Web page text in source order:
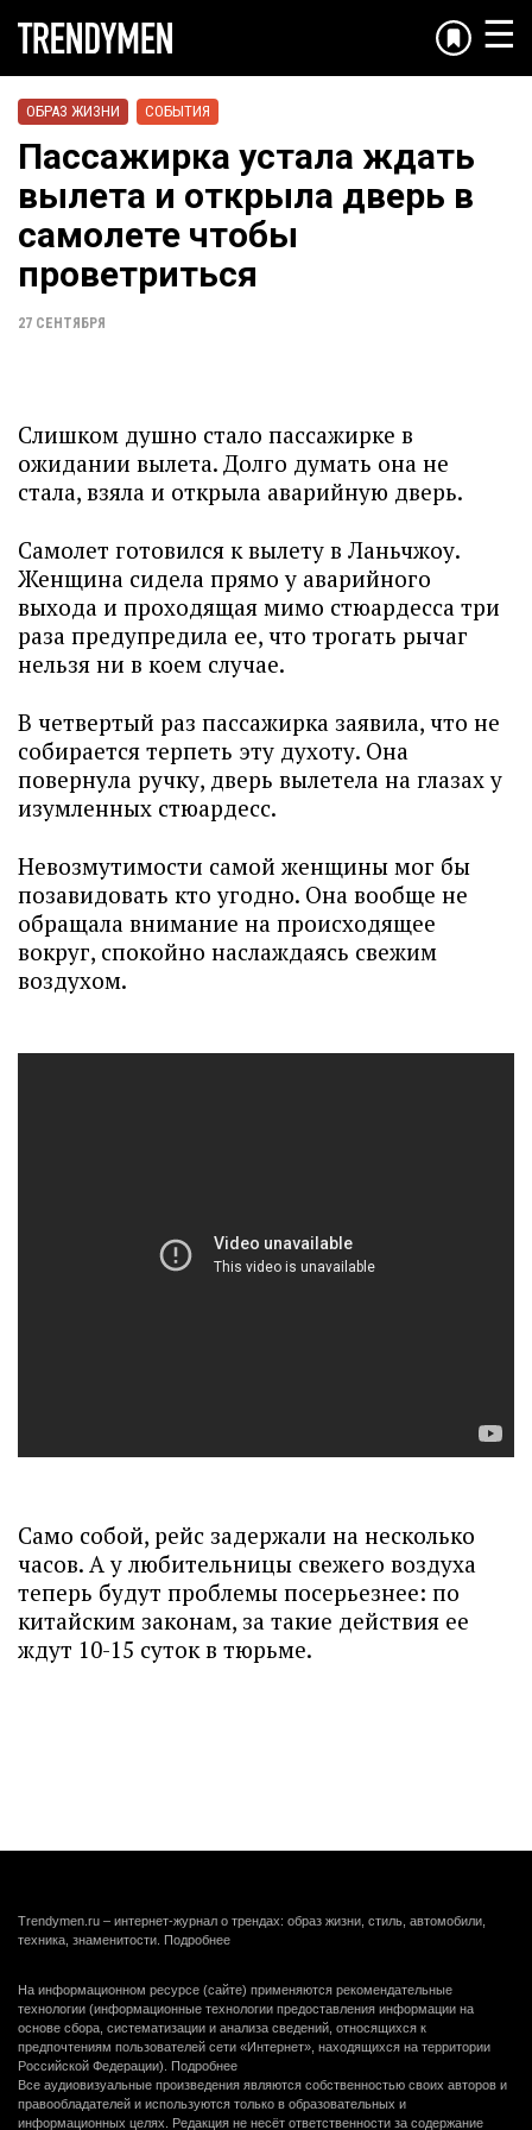
☰
ОБРАЗ ЖИЗНИ СОБЫТИЯ
Пассажирка устала ждать
вылета и открыла дверь в
самолете чтобы
проветриться
27 СЕНТЯБРЯ
Слишком душно стало пассажирке в
ожидании вылета. Долго думать она не
стала, взяла и открыла аварийную дверь.
Самолет готовился к вылету в Ланьчжоу.
Женщина сидела прямо у аварийного
выхода и проходящая мимо стюардесса три
раза предупредила ее, что трогать рычаг
нельзя ни в коем случае.
В четвертый раз пассажирка заявила, что не
собирается терпеть эту духоту. Она
повернула ручку, дверь вылетела на глазах у
изумленных стюардесс.
Невозмутимости самой женщины мог бы
позавидовать кто угодно. Она вообще не
обращала внимание на происходящее
вокруг, спокойно наслаждаясь свежим
воздухом.
Само собой, рейс задержали на несколько
часов. А у любительницы свежего воздуха
теперь будут проблемы посерьезнее: по
китайским законам, за такие действия ее
ждут 10-15 суток в тюрьме.
Trendymen.ru – интернет-журнал о трендах: образ жизни, стиль, автомобили,
техника, знаменитости. Подробнее
На информационном ресурсе (сайте) применяются рекомендательные
технологии (информационные технологии предоставления информации на
основе сбора, систематизации и анализа сведений, относящихся к
предпочтениям пользователей сети «Интернет», находящихся на территории
Российской Федерации). Подробнее
Все аудиовизуальные произведения являются собственностью своих авторов и
правообладателей и используются только в образовательных и
информационных целях. Редакция не несёт ответственности за содержание